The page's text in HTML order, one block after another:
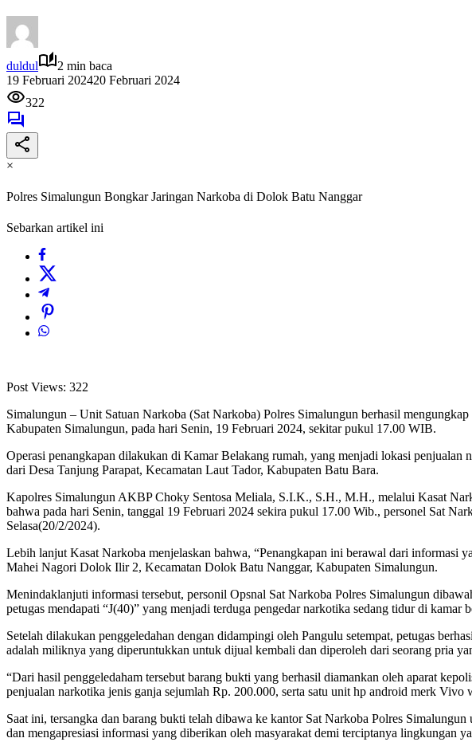
duldul
2 min baca
19 Februari 202420 Februari 2024
322
×
Polres Simalungun Bongkar Jaringan Narkoba di Dolok Batu Nanggar
Sebarkan artikel ini
Post Views: 322
Simalungun – Unit Satuan Narkoba (Sat Narkoba) Polres Simalungun berhasil
Kabupaten Simalungun, pada hari Senin, 19 Februari 2024, sekitar pukul 17.00 WIB.
Operasi penangkapan dilakukan di Kamar Belakang rumah, yang menjadi lokasi penjualan
dari Desa Tanjung Parapat, Kecamatan Laut Tador, Kabupaten Batu Bara.
Kapolres Simalungun AKBP Choky Sentosa Meliala, S.I.K., S.H., M.H., melalui Kasat
bahwa pada hari Senin, tanggal 19 Februari 2024 sekira pukul 17.00 Wib., personel Sat
Selasa(20/2/2024).
Lebih lanjut Kasat Narkoba menjelaskan bahwa, “Penangkapan ini berawal dari informasi
Mahei Nagori Dolok Ilir 2, Kecamatan Dolok Batu Nanggar, Kabupaten Simalungun.
Menindaklanjuti informasi tersebut, personil Opsnal Sat Narkoba Polres Simalungun
petugas mendapati “J(40)” yang menjadi terduga pengedar narkotika sedang tidur di kamar
Setelah dilakukan penggeledahan dengan didampingi oleh Pangulu setempat, petugas
adalah miliknya yang diperuntukkan untuk dijual kembali dan diperoleh dari seorang pria
“Dari hasil penggeledaham tersebut barang bukti yang berhasil diamankan oleh aparat
penjualan narkotika jenis ganja sejumlah Rp. 200.000, serta satu unit hp android merk
Saat ini, tersangka dan barang bukti telah dibawa ke kantor Sat Narkoba Polres
dan mengapresiasi informasi yang diberikan oleh masyarakat demi terciptanya lingkungan